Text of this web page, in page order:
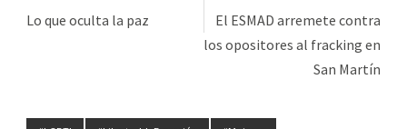
Lo que oculta la paz
El ESMAD arremete contra
los opositores al fracking en
San Martín